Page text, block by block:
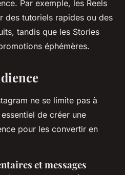
Par exemple, les Reels
des tutoriels rapides ou des
tandis que les Stories
éphémères.
ne se limite pas à
de créer une
pour les convertir en
et messages